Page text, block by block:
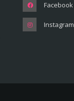
Facebook
Instagram